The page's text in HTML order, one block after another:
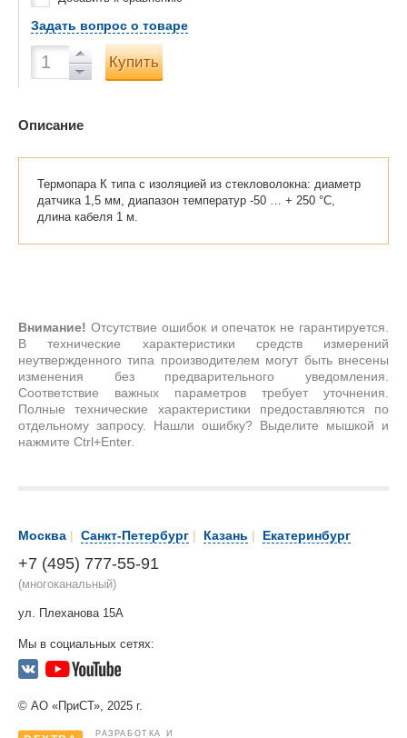
Задать вопрос о товаре
Купить
Описание
Термопара К типа с изоляцией из стекловолокна: диаметр
датчика 1,5 мм, диапазон температур -50 … + 250 °C,
длина кабеля 1 м.
Внимание! Отсутствие ошибок и опечаток не гарантируется.
В технические характеристики средств измерений
неутвержденного типа производителем могут быть внесены
изменения без предварительного уведомления.
Соответствие важных параметров требует уточнения.
Полные технические характеристики предоставляются по
отдельному запросу. Нашли ошибку? Выделите мышкой и
нажмите Ctrl+Enter.
Москва | Санкт-Петербург | Казань | Екатеринбург
+7 (495) 777-55-91
(многоканальный)
ул. Плеханова 15А
Мы в социальных сетях:
© АО «ПриСТ», 2025 г.
РАЗРАБОТКА И